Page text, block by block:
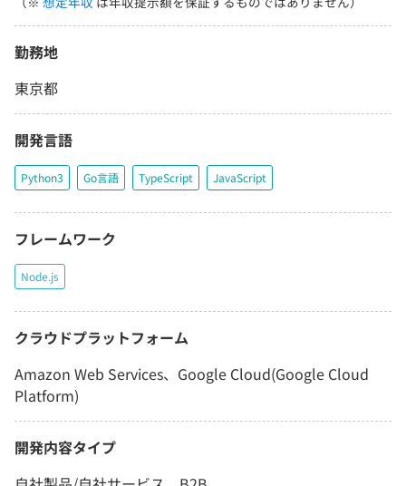
勤務地
東京都
開発言語
Python3 Go言語 TypeScript JavaScript
フレームワーク
Node.js
クラウドプラットフォーム
Amazon Web Services、Google Cloud(Google Cloud
Platform)
開発内容タイプ